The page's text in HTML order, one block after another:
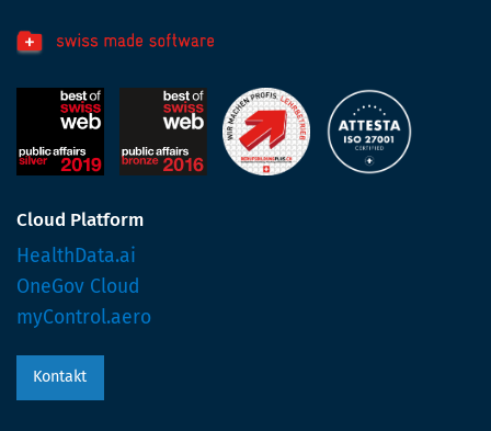
Cloud Platform
HealthData.ai
OneGov Cloud
myControl.aero
Kontakt